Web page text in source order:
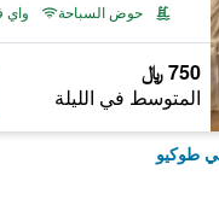
حوض السباحة
واي
750 ﷼
المتوسط في الليلة
طوكيو